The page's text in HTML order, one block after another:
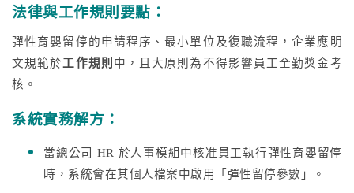
法律與工作規則要點：
彈性育嬰留停的申請程序、最小單位及復職流程，企業應明
文規範於工作規則 中，且大原則為不得影響員工全勤獎金考
核。
系統實務解方：
當總公司 HR 於人事模組中核准員工執行彈性育嬰留停
時，系統會在其個人檔案中啟用「彈性留停參數」。